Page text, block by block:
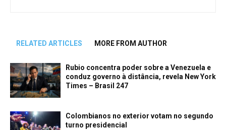
RELATED ARTICLES MORE FROM AUTHOR
Rubio concentra poder sobre a Venezuela e
conduz governo à distância, revela New York
Times – Brasil 247
Colombianos no exterior votam no segundo
turno presidencial